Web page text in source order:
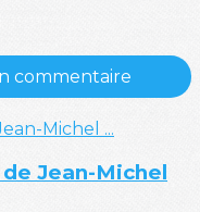
commentaire
de Jean-Michel